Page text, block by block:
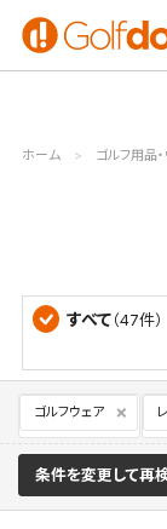
ゴルフ
クラブ
ホーム ゴルフ用品
すべて（47件）
ゴルフウェア
条件を変更して再